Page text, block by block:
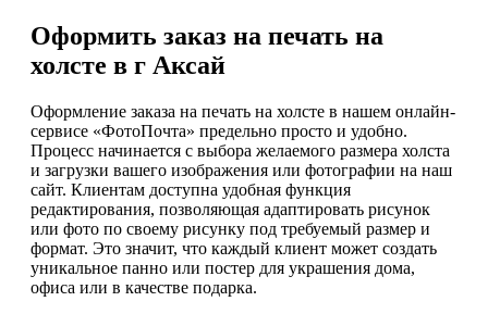
Оформить заказ на печать на
холсте в г Аксай
Оформление заказа на печать на холсте в нашем онлайн-
сервисе «ФотоПочта» предельно просто и удобно.
Процесс начинается с выбора желаемого размера холста
и загрузки вашего изображения или фотографии на наш
сайт. Клиентам доступна удобная функция
редактирования, позволяющая адаптировать рисунок
или фото по своему рисунку под требуемый размер и
формат. Это значит, что каждый клиент может создать
уникальное панно или постер для украшения дома,
офиса или в качестве подарка.